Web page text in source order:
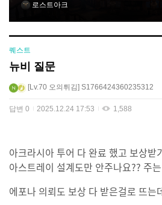
로스트아크
퀘스트
뉴비 질문
Lv.70 오의튀김 S1766424360235312
답변 0 2025.12.24 17:53 1,588
아크라시아 투어 다 완료 했고 보상
아스트레이 설계도만 안주나요?? 주
에포나 의뢰도 보상 다 받은걸로 뜨는